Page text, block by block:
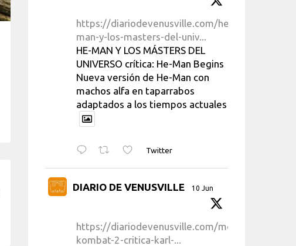
https://diariodevenusville.com/he-
man-y-los-masters-del-univ...
HE-MAN Y LOS MÁSTERS DEL
UNIVERSO crítica: He-Man Begins
Nueva versión de He-Man con
machos alfa en taparrabos
adaptados a los tiempos actuales
Twitter
DIARIO DE VENUSVILLE 10 Jun
https://diariodevenusville.com/mortal-
kombat-2-critica-karl-...